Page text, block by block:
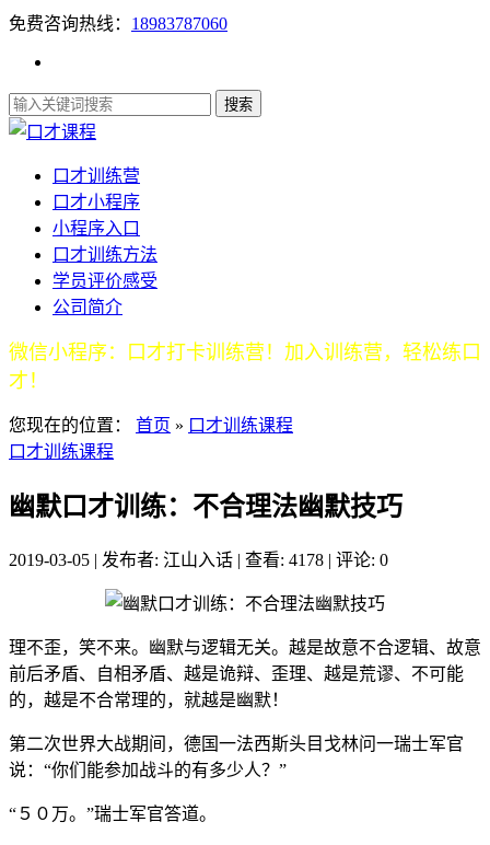
免费咨询热线： 18983787060
口才训练营
口才小程序
小程序入口
口才训练方法
学员评价感受
公司简介
微信小程序：口才打卡训练营！加入训练营，轻松练口
才！
您现在的位置： 首页 » 口才训练课程
口才训练课程
幽默口才训练：不合理法幽默技巧
2019-03-05 | 发布者: 江山入话 | 查看: 4178 | 评论: 0
理不歪，笑不来。幽默与逻辑无关。越是故意不合逻辑、故意
前后矛盾、自相矛盾、越是诡辩、歪理、越是荒谬、不可能
的，越是不合常理的，就越是幽默！
第二次世界大战期间，德国一法西斯头目戈林问一瑞士军官
说：“你们能参加战斗的有多少人？”
“５０万。”瑞士军官答道。